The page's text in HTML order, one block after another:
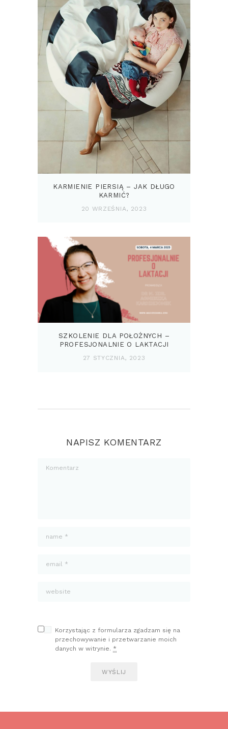
KARMIENIE PIERSIĄ – JAK DŁUGO
KARMIĆ?
20 WRZEŚNIA, 2023
SZKOLENIE DLA POŁOŻNYCH –
PROFESJONALNIE O LAKTACJI
27 STYCZNIA, 2023
NAPISZ KOMENTARZ
Korzystając z formularza zgadzam się na
przechowywanie i przetwarzanie moich
danych w witrynie. *